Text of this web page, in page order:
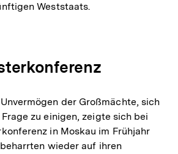
Weststaats.
der Großmächte, sich
zu einigen, zeigte sich bei
in Moskau im Frühjahr
wieder auf ihren